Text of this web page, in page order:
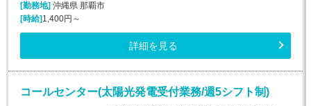
[勤務地] 沖縄県 那覇市
[時給] 1,400円～
詳細を見る
コールセンター(太陽光発電受付業務/週5シフト制)